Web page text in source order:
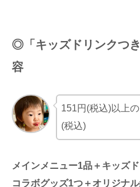
◎「キッズドリンクつ
容
151円(税込)以上
(税込)
メインメニュー1品＋キッズ
コラボグッズ1つ＋オリジナ